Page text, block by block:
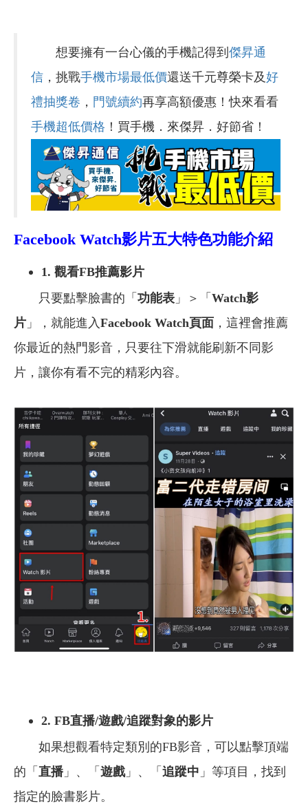
想要擁有一台心儀的手機記得到 傑昇通
信 ，挑戰手機市場最低價還送千元尊榮卡及好
禮抽獎卷 ， 門號續約再享高額優惠！快來看看
手機超低價格 ！買手機．來傑昇．好節省！
Facebook Watch影片五大特色功能介紹
1. 觀看FB推薦影片
只要點擊臉書的「 功能表 」＞「 Watch影
片 」，就能進入 Facebook Watch頁面 ，這裡會推薦
你最近的熱門影音，只要往下滑就能刷新不同影
片，讓你有看不完的精彩內容。
2. FB直播/遊戲/追蹤對象的影片
如果想觀看特定類別的FB影音，可以點擊頂端
的「 直播 」、「 遊戲」、「 追蹤中 」等項目，找到
指定的臉書影片。